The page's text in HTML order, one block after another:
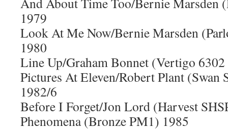
1979
Look At Me Now/Bernie Marsden
1980
Line Up/Graham Bonnet (Vertigo
Pictures At Eleven/Robert Plant (Swan
1982/6
Before I Forget/Jon Lord (Harvest
Phenomena (Bronze PM1) 1985